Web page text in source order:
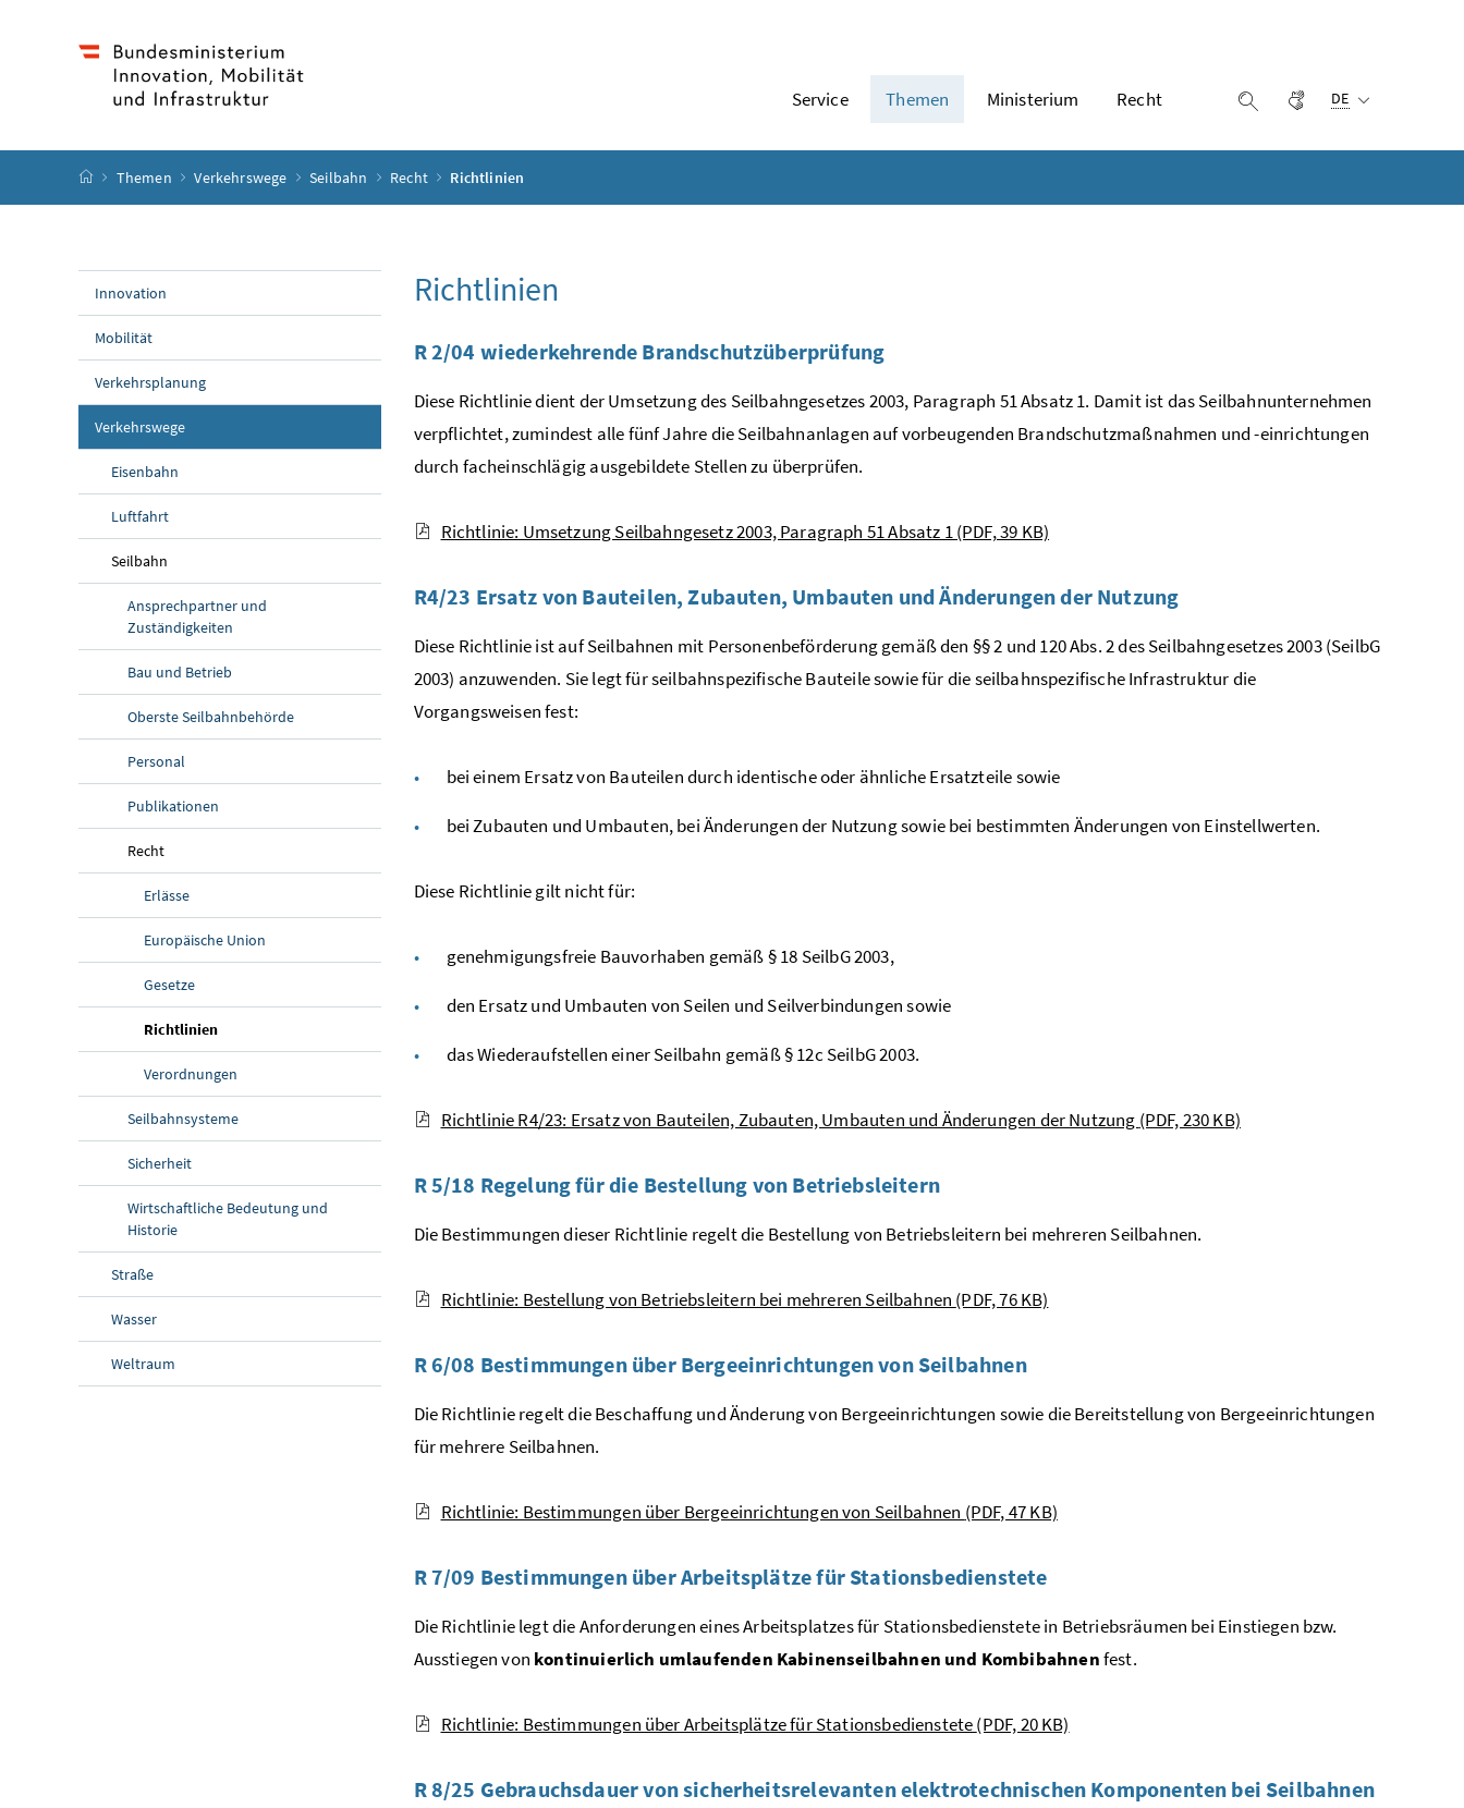
Service Themen Ministerium Recht Suche einblenden
Gebärdensprache
DE
Startseite
Themen Verkehrswege Seilbahn Recht Richtlinien
Innovation
Mobilität
Verkehrsplanung
Verkehrswege
Eisenbahn
Luftfahrt
Seilbahn
Ansprechpartner und
Zuständigkeiten
Bau und Betrieb
Oberste Seilbahnbehörde
Personal
Publikationen
Recht
Erlässe
Europäische Union
Gesetze
Richtlinien(aktuelle Seite)
Verordnungen
Seilbahnsysteme
Sicherheit
Wirtschaftliche Bedeutung und
Historie
Straße
Wasser
Weltraum
Richtlinien
R 2/04 wiederkehrende Brandschutzüberprüfung
Diese Richtlinie dient der Umsetzung des Seilbahngesetzes 2003, Paragraph 51 Absatz 1. Damit ist das Seilbahnunternehmen
verpflichtet, zumindest alle fünf Jahre die Seilbahnanlagen auf vorbeugenden Brandschutzmaßnahmen und -einrichtungen
durch facheinschlägig ausgebildete Stellen zu überprüfen.
Richtlinie: Umsetzung Seilbahngesetz 2003, Paragraph 51 Absatz 1(PDF, 39 KB)
R4/23 Ersatz von Bauteilen, Zubauten, Umbauten und Änderungen der Nutzung
Diese Richtlinie ist auf Seilbahnen mit Personenbeförderung gemäß den §§ 2 und 120 Abs. 2 des Seilbahngesetzes 2003 (SeilbG
2003) anzuwenden. Sie legt für seilbahnspezifische Bauteile sowie für die seilbahnspezifische Infrastruktur die
Vorgangsweisen fest:
bei einem Ersatz von Bauteilen durch identische oder ähnliche Ersatzteile sowie
bei Zubauten und Umbauten, bei Änderungen der Nutzung sowie bei bestimmten Änderungen von Einstellwerten.
Diese Richtlinie gilt nicht für:
genehmigungsfreie Bauvorhaben gemäß § 18 SeilbG 2003,
den Ersatz und Umbauten von Seilen und Seilverbindungen sowie
das Wiederaufstellen einer Seilbahn gemäß § 12c SeilbG 2003.
Richtlinie R4/23: Ersatz von Bauteilen, Zubauten, Umbauten und Änderungen der Nutzung (PDF, 230 KB)
R 5/18 Regelung für die Bestellung von Betriebsleitern
Die Bestimmungen dieser Richtlinie regelt die Bestellung von Betriebsleitern bei mehreren Seilbahnen.
Richtlinie: Bestellung von Betriebsleitern bei mehreren Seilbahnen (PDF, 76 KB)
R 6/08 Bestimmungen über Bergeeinrichtungen von Seilbahnen
Die Richtlinie regelt die Beschaffung und Änderung von Bergeeinrichtungen sowie die Bereitstellung von Bergeeinrichtungen
für mehrere Seilbahnen.
Richtlinie: Bestimmungen über Bergeeinrichtungen von Seilbahnen (PDF, 47 KB)
R 7/09 Bestimmungen über Arbeitsplätze für Stationsbedienstete
Die Richtlinie legt die Anforderungen eines Arbeitsplatzes für Stationsbedienstete in Betriebsräumen bei Einstiegen bzw.
Ausstiegen von kontinuierlich umlaufenden Kabinenseilbahnen und Kombibahnenfest.
Richtlinie: Bestimmungen über Arbeitsplätze für Stationsbedienstete(PDF, 20 KB)
R 8/25 Gebrauchsdauer von sicherheitsrelevanten elektrotechnischen Komponenten bei Seilbahnen